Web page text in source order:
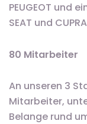
PEUGEOT und
SEAT und
80 Mitarbeiter
An unseren 3
Mitarbeiter,
Belange rund